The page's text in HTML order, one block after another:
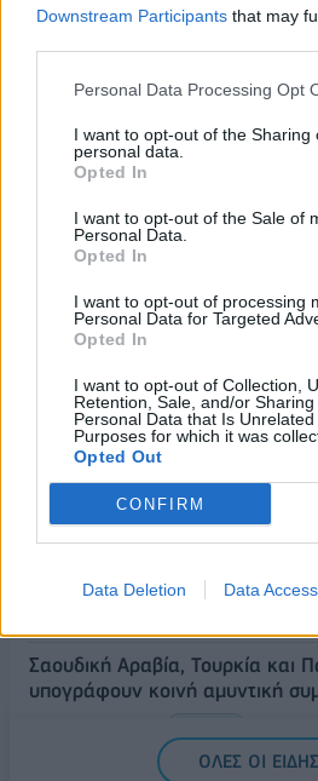
Downstream Participants that may
Personal Data Processing Opt
I want to opt-out of the Sharing
personal data.
Opted In
I want to opt-out of the Sale of
Personal Data.
Opted In
I want to opt-out of processing
Personal Data for Targeted
Opted In
I want to opt-out of Collection,
Retention, Sale, and/or
Personal Data that Is
Purposes for which it was
Opted Out
CONFIRM
Data Deletion Data Access
Συνάλλαγμα: Το ευρώ
Δείκτης Τιμών, με άνοδο 0,57%
07/08/2026 - 15:21
Νέο κύμα καύσωνα στην
άνω των 40°C σε Ιταλία,
Fourlis: Συμφωνία για την
Sofia South Ring Mall έναντι
07/08/2026 - 14:39 ΕΠΙΧΕΙΡΗΣΕΙΣ
ΥΠΠΟ: Επιχορηγήσεις
ενίσχυση των Πολυθεματικών
Ελλάδα
07/08/2026 - 14:34 ΟΙΚΟΝΟΜΙΑ
αρχείο η υπόθεση των
Σαουδική Αραβία, Τουρκία και
υπογράφουν κοινή αμυντική
ΟΛΕΣ ΟΙ